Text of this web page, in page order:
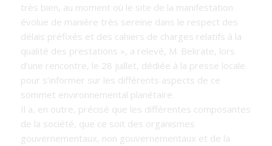
très bien, au moment où le site de la manifestation
évolue de manière très sereine dans le respect des
délais préfixés et des cahiers de charges relatifs à la
qualité des prestations », a relevé, M. Bekrate, lors
d’une rencontre, le 28 juillet, dédiée à la presse locale
pour s’informer sur les différents aspects de ce
sommet environnemental planétaire.
Il a, en outre, précisé que les différentes composantes
de la société, que ce soit des organismes
gouvernementaux, non gouvernementaux et de la